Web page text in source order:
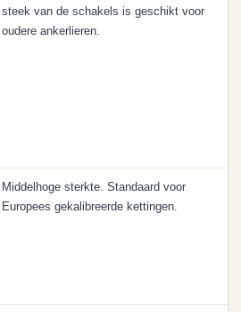
steek van de schakels is geschikt voor
oudere ankerlieren.
Middelhoge sterkte. Standaard voor
Europees gekalibreerde kettingen.